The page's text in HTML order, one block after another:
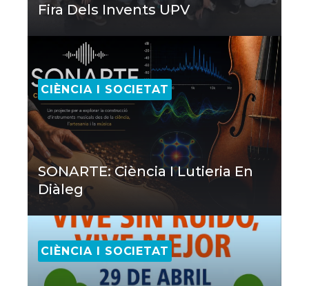
Fira Dels Invents UPV
CIÈNCIA I SOCIETAT
SONARTE: Ciència I Lutieria En
Diàleg
CIÈNCIA I SOCIETAT